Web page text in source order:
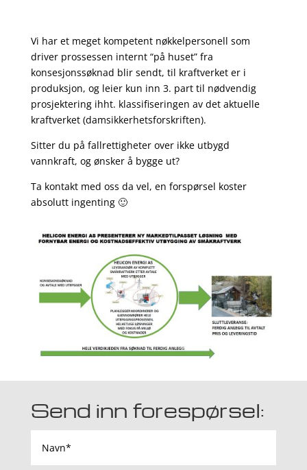
Vi har et meget kompetent nøkkelpersonell som
driver prossessen internt “på huset” fra
konsesjonssøknad blir sendt, til kraftverket er i
produksjon, og leier kun inn 3. part til nødvendig
prosjektering ihht. klassifiseringen av det aktuelle
kraftverket (damsikkerhetsforskriften).
Sitter du på fallrettigheter over ikke utbygd
vannkraft, og ønsker å bygge ut?
Ta kontakt med oss da vel, en forspørsel koster
absolutt ingenting 🙂
Send inn forespørsel: